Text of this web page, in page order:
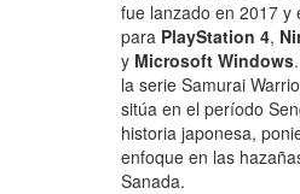
fue lanzado en 2017 y
para PlayStation 4,
y Microsoft Windows
la serie Samurai
sitúa en el período
historia japonesa,
enfoque en las
Sanada.